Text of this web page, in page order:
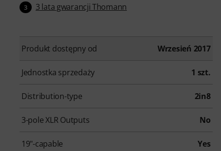
3 3 lata gwarancji Thomann
Produkt dostępny od Wrzesień 2017
Jednostka sprzedaży 1 szt.
Distribution-type 2in8
3-pole XLR Outputs No
19"-capable Yes